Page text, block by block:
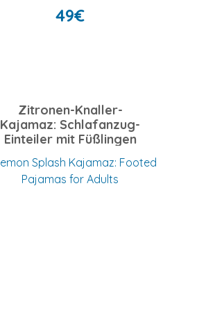
49€
Zitronen-Knaller-
Kajamaz: Schlafanzug-
Einteiler mit Füßlingen